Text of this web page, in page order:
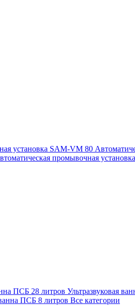
установка SAM-VM 80
промывочная
ПСБ 28 литров Ультразвуковая
ПСБ 8 литров Все категории